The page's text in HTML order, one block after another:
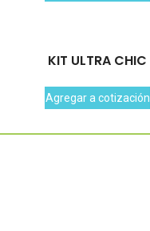
KIT ULTRA CHIC
Agregar a cotización